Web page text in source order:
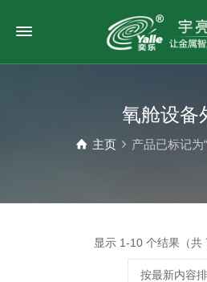
氧舱设备
主页 产品已标记为
显示 1-10 个结果（共
按最新内容